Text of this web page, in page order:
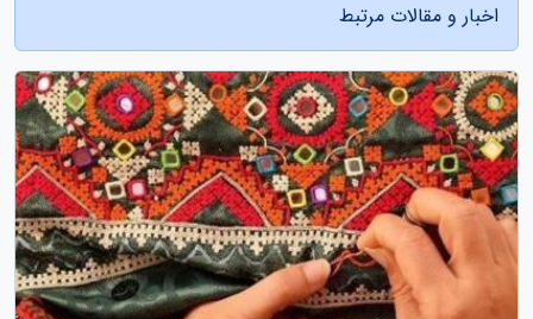
اخبار و مقالات مرتبط